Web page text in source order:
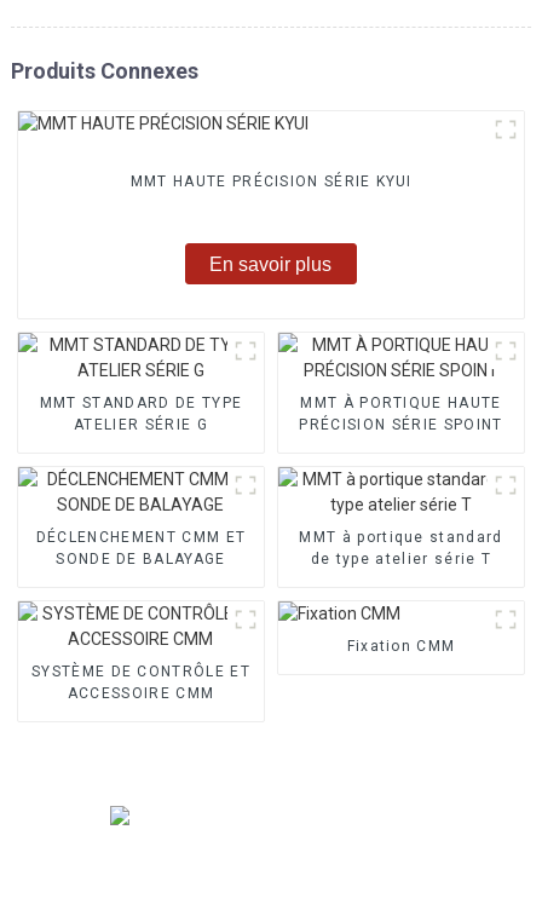
Produits Connexes
MMT HAUTE PRÉCISION SÉRIE KYUI
En savoir plus
MMT STANDARD DE TYPE
ATELIER SÉRIE G
MMT À PORTIQUE HAUTE
PRÉCISION SÉRIE SPOINT
DÉCLENCHEMENT CMM ET
SONDE DE BALAYAGE
MMT à portique standard
de type atelier série T
SYSTÈME DE CONTRÔLE ET
ACCESSOIRE CMM
Fixation CMM